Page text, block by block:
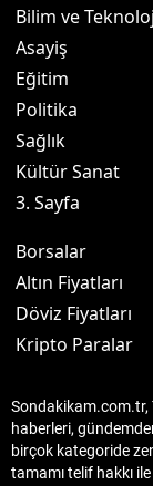
Bilim ve
Asayiş
Eğitim
Politika
Sağlık
Kültür Sanat
3. Sayfa
Borsalar
Altın Fiyatları
Döviz Fiyatları
Kripto Paralar
Sondakikam.com.tr,
haberleri,
birçok kategoride
tamamı telif hakkı